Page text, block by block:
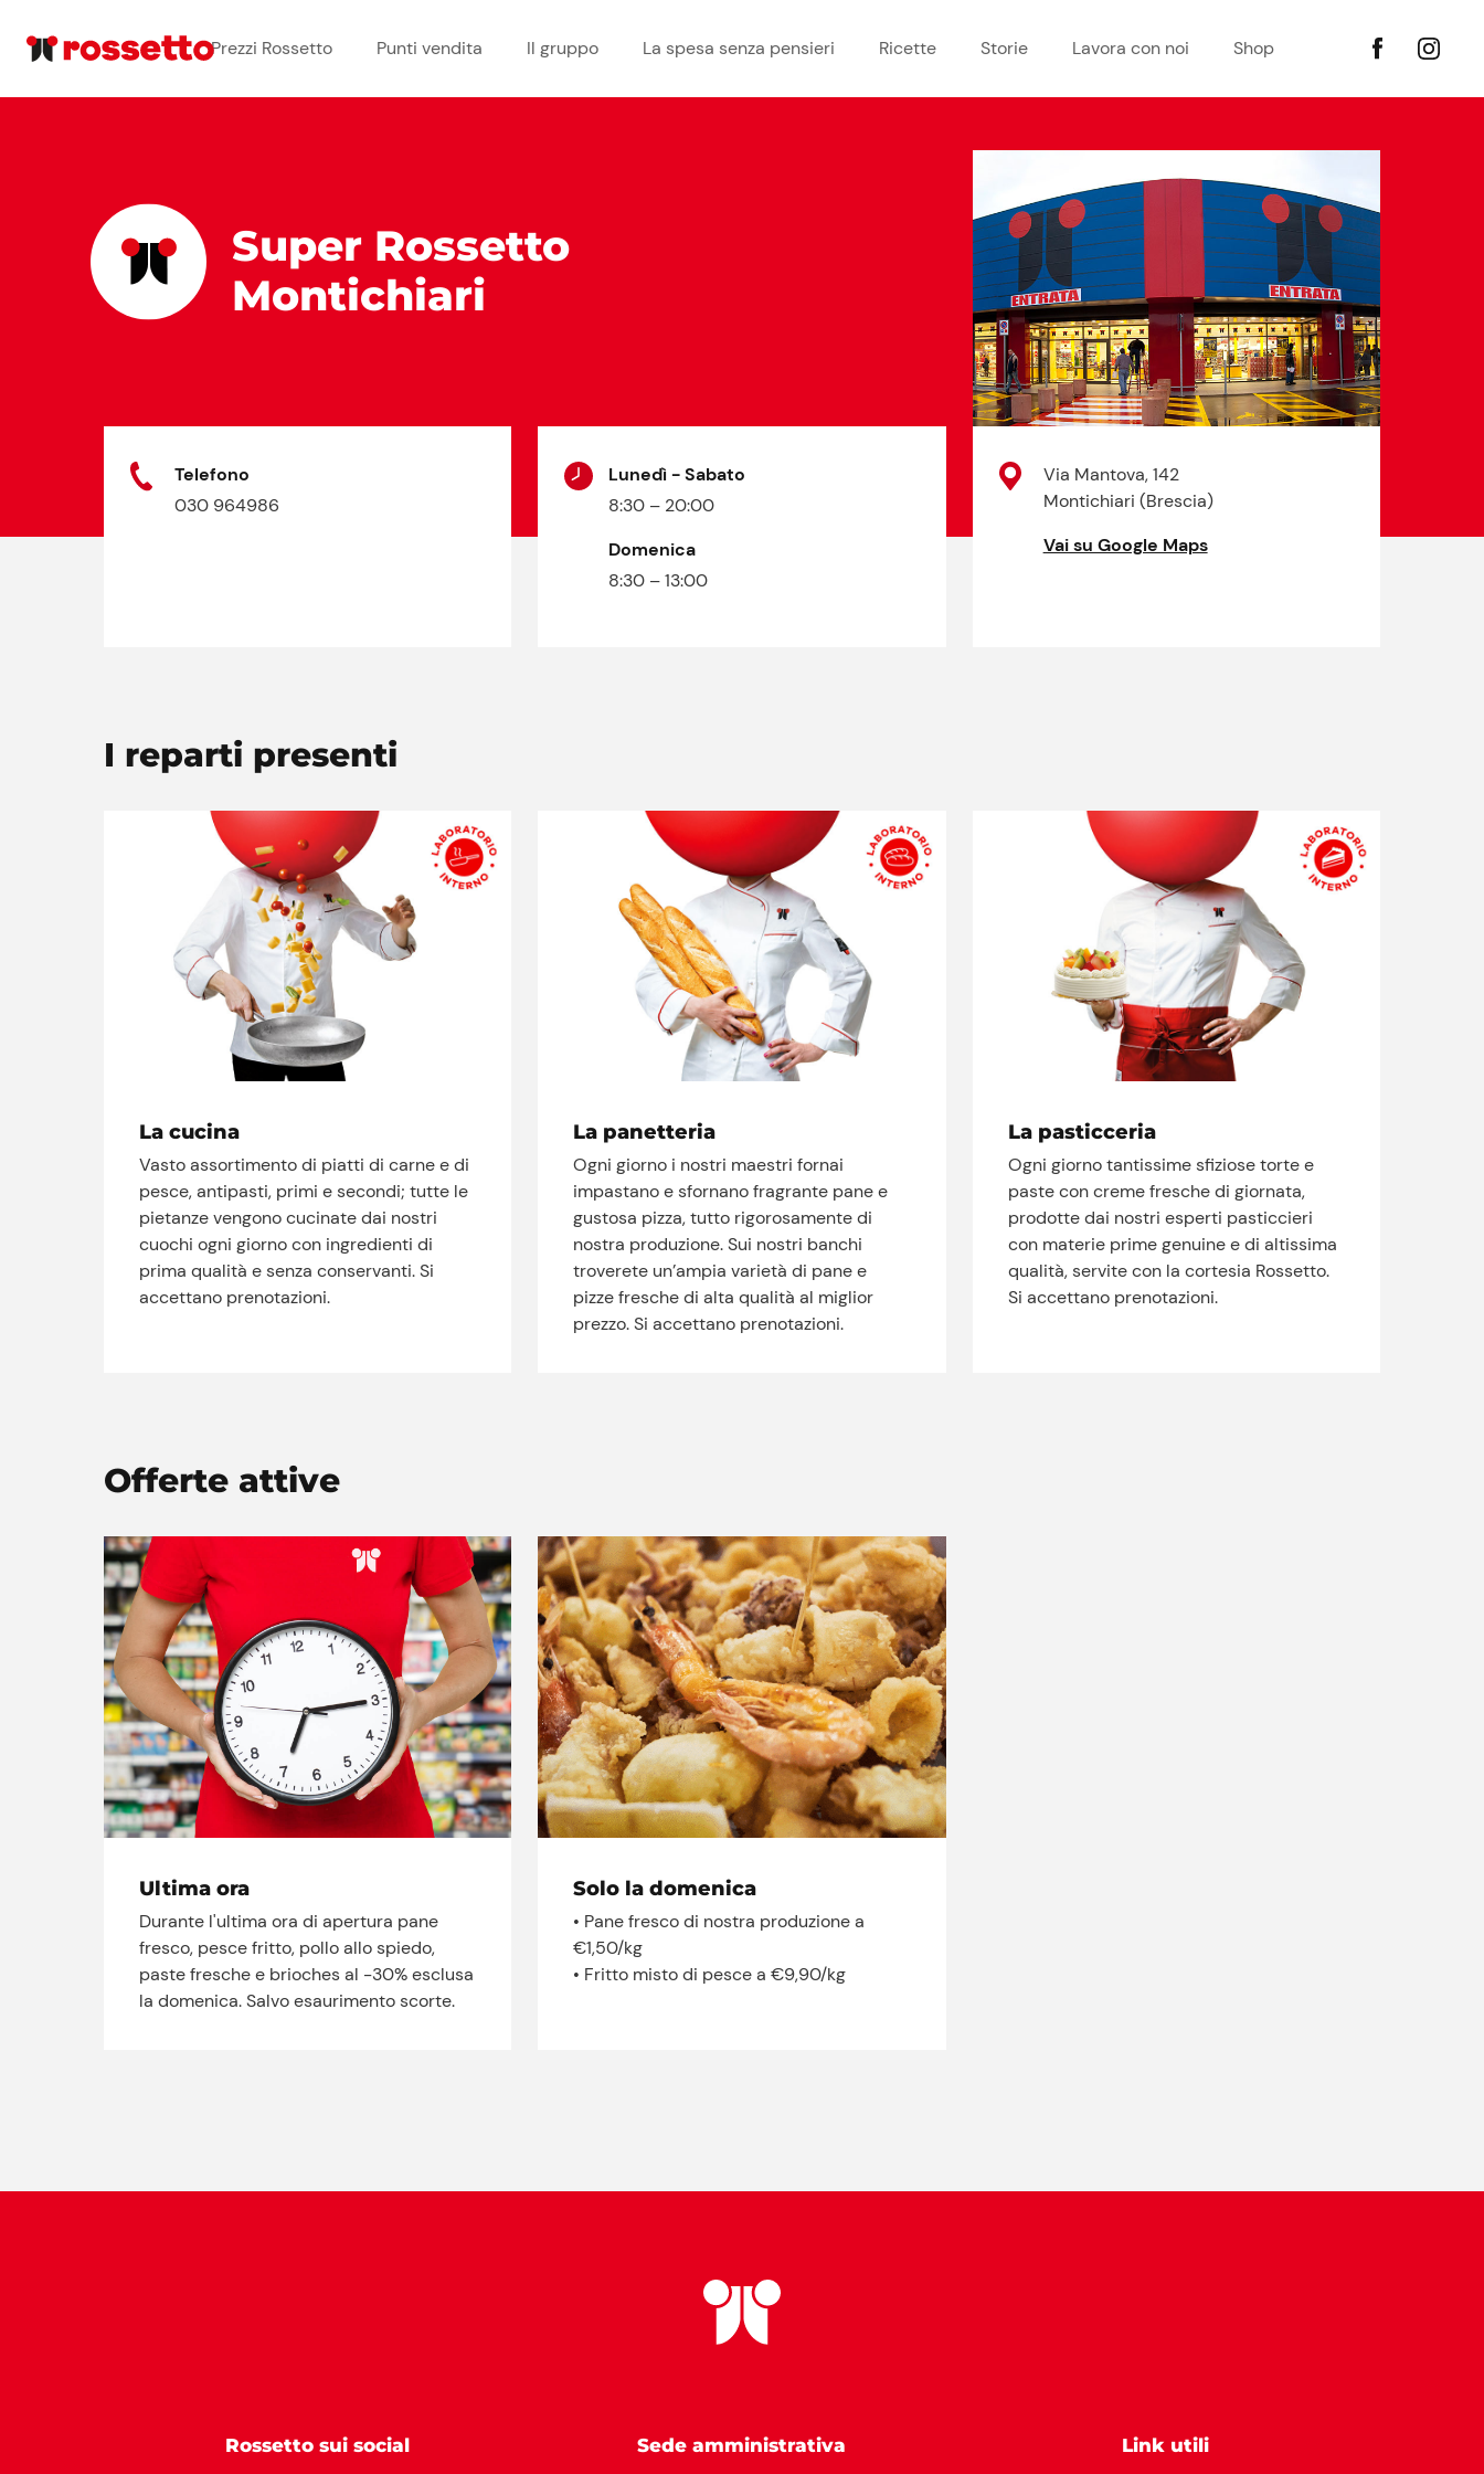
Prezzi Rossetto Punti vendita Il gruppo La spesa senza pensieri Ricette Storie Lavora con noi Shop
Prezzi Rossetto
Super Rossetto
Montichiari
Telefono
030 964986
Lunedì - Sabato
8:30 – 20:00
Domenica
8:30 – 13:00
Via Mantova, 142
Montichiari (Brescia)
Vai su Google Maps
I reparti presenti
La cucina
Vasto assortimento di piatti di carne e di
pesce, antipasti, primi e secondi; tutte le
pietanze vengono cucinate dai nostri
cuochi ogni giorno con ingredienti di
prima qualità e senza conservanti. Si
accettano prenotazioni.
La panetteria
Ogni giorno i nostri maestri fornai
impastano e sfornano fragrante pane e
gustosa pizza, tutto rigorosamente di
nostra produzione. Sui nostri banchi
troverete un’ampia varietà di pane e
pizze fresche di alta qualità al miglior
prezzo. Si accettano prenotazioni.
La pasticceria
Ogni giorno tantissime sfiziose torte e
paste con creme fresche di giornata,
prodotte dai nostri esperti pasticcieri
con materie prime genuine e di altissima
qualità, servite con la cortesia Rossetto.
Si accettano prenotazioni.
Offerte attive
Ultima ora
Durante l'ultima ora di apertura pane
fresco, pesce fritto, pollo allo spiedo,
paste fresche e brioches al -30% esclusa
la domenica. Salvo esaurimento scorte.
Solo la domenica
• Pane fresco di nostra produzione a
€1,50/kg
• Fritto misto di pesce a €9,90/kg
Rossetto sui social Sede amministrativa Link utili